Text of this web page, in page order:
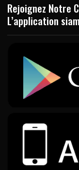
Rejoignez Notre
L’application